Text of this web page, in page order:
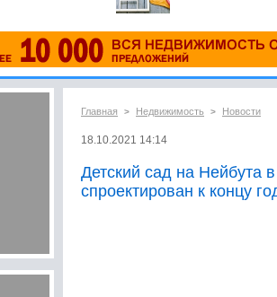
Главная > Недвижимость > Новости
18.10.2021 14:14
Детский сад на Нейбута
спроектирован к концу